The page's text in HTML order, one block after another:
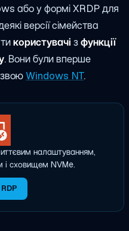
або у формі XRDP для
версії сімейства
користувачі зфункції
. Вони були вперше
Windows NT.
налаштуванням,
сховищем NVMe.